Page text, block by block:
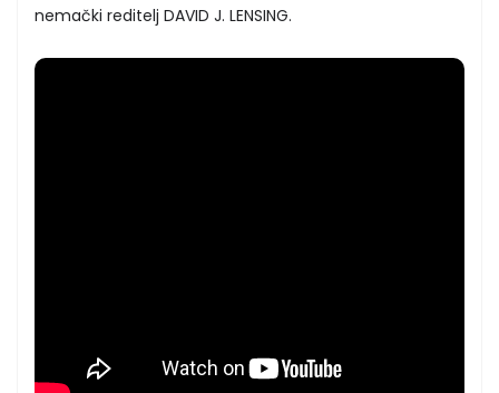
nemački reditelj DAVID J. LENSING.